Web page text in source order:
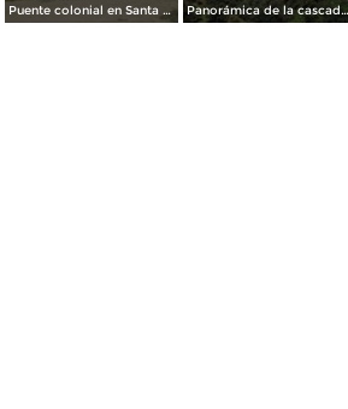
Puente colonial en Santa María Atlihuetzía, Tlaxcala. Panorámica de la cascada de Atlihuetzía y el Hotel Misión. Atlihuetzía, Tlaxcala